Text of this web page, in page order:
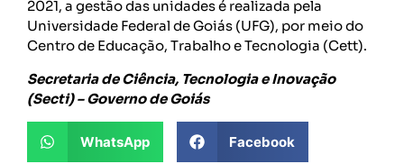
2021, a gestão das unidades é realizada pela
Universidade Federal de Goiás (UFG), por meio do
Centro de Educação, Trabalho e Tecnologia (Cett).
Secretaria de Ciência, Tecnologia e Inovação
(Secti) – Governo de Goiás
WhatsApp Facebook